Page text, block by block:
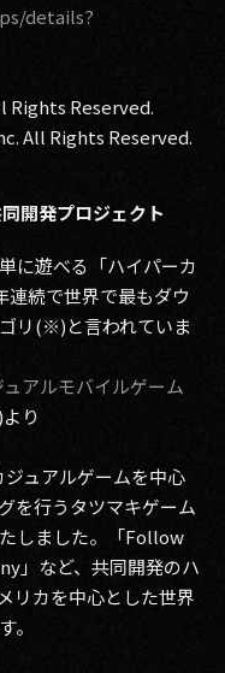
details?
Rights Reserved.
Reserved.
開発プロジェクト
に遊べる「ハイパーカ
連続で世界で最もダウ
リ(※)と言われていま
アルモバイルゲーム
り
ュアルゲームを中心
を行うタツマキゲーム
しました。「Follow
」など、共同開発のハ
リカを中心とした世界
。